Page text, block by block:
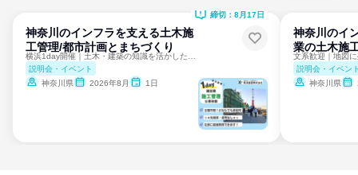
神奈川のインフラを支える土木施
工管理/都市計画とまちづくり
説明会・イベント
神奈川県
2026年8月 1日
締切：8月17日
神奈川のイ
業の土木施
説明会・イベン
神奈川県